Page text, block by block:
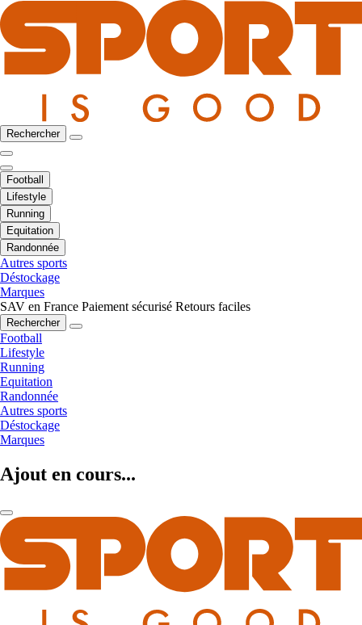
Rechercher
Football
Lifestyle
Running
Equitation
Randonnée
Autres sports
Déstockage
Marques
SAV en France Paiement sécurisé Retours faciles
Rechercher
Football
Lifestyle
Running
Equitation
Randonnée
Autres sports
Déstockage
Marques
Ajout en cours...